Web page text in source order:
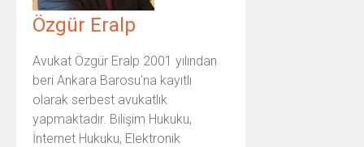
Özgür Eralp
Avukat Özgür Eralp 2001 yılından
beri Ankara Barosu’na kayıtlı
olarak serbest avukatlık
yapmaktadır. Bilişim Hukuku,
İnternet Hukuku, Elektronik